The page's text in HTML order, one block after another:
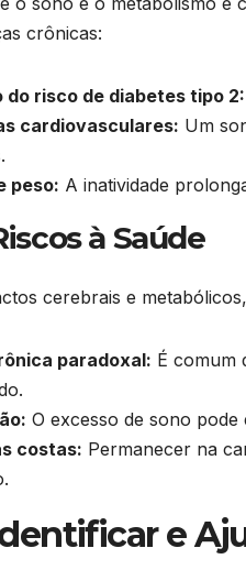
crônicas:
do risco de diabetes tipo 2:
cardiovasculares: Um
peso: A inatividade
à Saúde
cerebrais e
paradoxal: É comum
O excesso de sono
costas: Permanecer na
e